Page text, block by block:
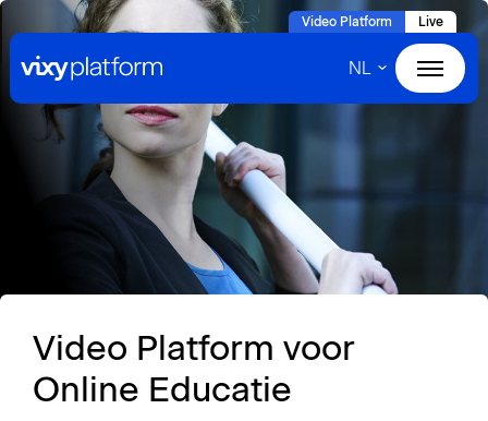
hoofdinhoud
Home
Video Platform Live
NL
Products
About VIXY
Video Platform voor
Online Educatie